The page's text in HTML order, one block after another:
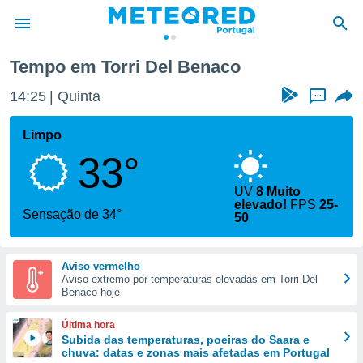
da
foi
fornecidas
a este
das
e
forma
digital
Tempo em Torri Del Benaco
14:25 Quinta ...
Limpo
33°
Sensação de 34°
UV8 Muito
elevado! FPS25-
50
Aviso vermelho
Aviso extremo por temperaturas elevadas em Torri Del
Benaco hoje
Última hora
Subida das temperaturas, poeiras do Saara e
chuva: datas e zonas mais afetadas em Portugal